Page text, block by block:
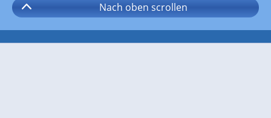
Nach oben scrollen